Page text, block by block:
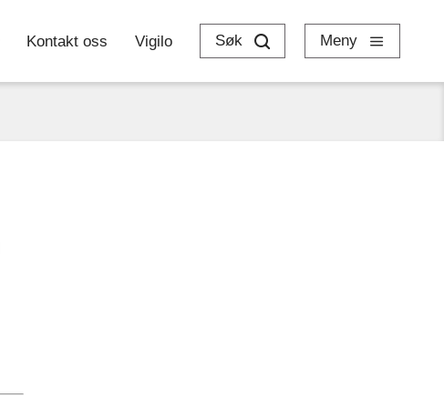
Kontakt oss Vigilo Søk Meny